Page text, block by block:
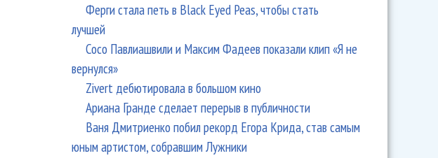
Ферги стала петь в Black Eyed Peas, чтобы стать
лучшей
Сосо Павлиашвили и Максим Фадеев показали клип «Я не
вернулся»
Zivert дебютировала в большом кино
Ариана Гранде сделает перерыв в публичности
Ваня Дмитриенко побил рекорд Егора Крида, став самым
юным артистом, собравшим Лужники